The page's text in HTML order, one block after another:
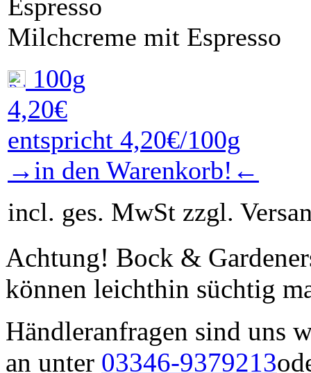
Espresso
Milchcreme mit Espresso
100g
4,20€
entspricht 4,20€/100g
→in den Warenkorb!←
incl. ges. MwSt zzgl.
Achtung! Bock &
können leichthin süchtig
Händleranfragen sind uns
an unter 03346-9379213